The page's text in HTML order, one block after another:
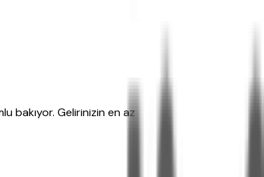
bakıyor. Gelirinizin en az